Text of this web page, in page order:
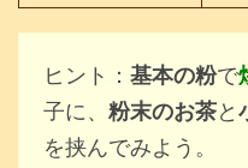
ヒント： 基本の粉で
子に、 粉末のお茶と
を挟んでみよう。